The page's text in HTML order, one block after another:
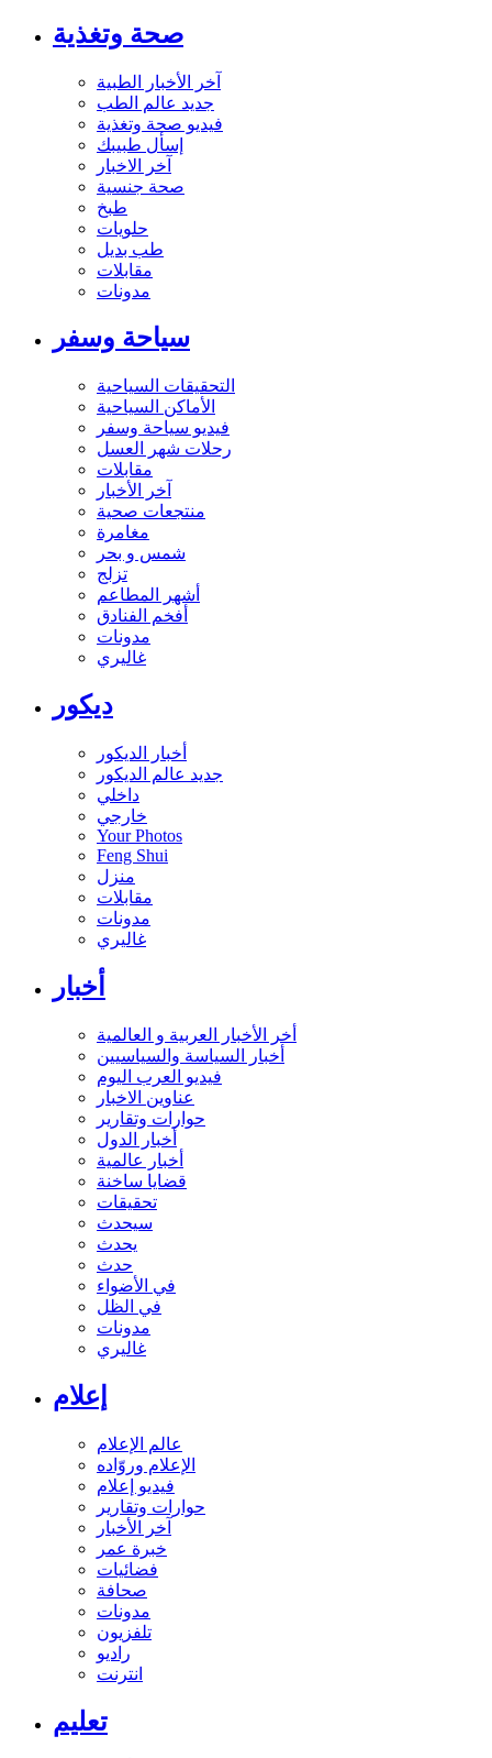
صحة وتغذية
آخر الأخبار الطبية
جديد عالم الطب
فيديو صحة وتغذية
إسأل طبيبك
آخر الاخبار
صحة جنسية
طبخ
حلويات
طب بديل
مقابلات
مدونات
سياحة وسفر
التحقيقات السياحية
الأماكن السياحية
فيديو سياحة وسفر
رحلات شهر العسل
مقابلات
آخر الأخبار
منتجعات صحية
مغامرة
شمس و بحر
تزلج
أشهر المطاعم
أفخم الفنادق
مدونات
غاليري
ديكور
أخبار الديكور
جديد عالم الديكور
داخلي
خارجي
Your Photos
Feng Shui
منزل
مقابلات
مدونات
غاليري
أخبار
أخر الأخبار العربية و العالمية
أخبار السياسة والسياسيين
فيديو العرب اليوم
عناوين الاخبار
حوارات وتقارير
أخبار الدول
أخبار عالمية
قضايا ساخنة
تحقيقات
سيحدث
يحدث
حدث
في الأضواء
في الظل
مدونات
غاليري
إعلام
عالم الإعلام
الإعلام وروّاده
فيديو إعلام
حوارات وتقارير
آخر الأخبار
خبرة عمر
فضائيات
صحافة
مدونات
تلفزيون
راديو
انترنت
تعليم